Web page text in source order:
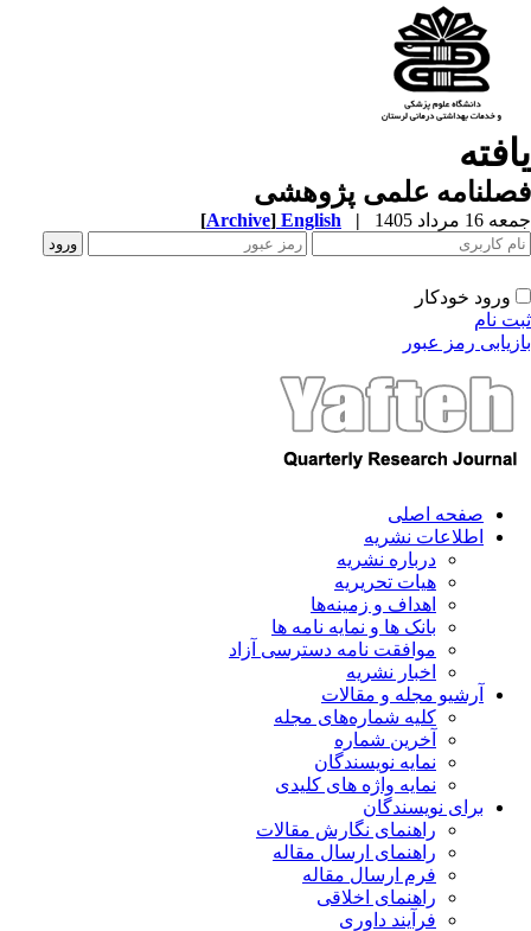
علمی پژوهشی
مرداد 1405 |
English
[Archive]
ورود خودکار
نام
رمز عبور
صفحه اصلی
اطلاعات نشریه
درباره نشریه
هیات تحریریه
اهداف و زمینه‌ها
بانک ها و نمایه نامه ها
موافقت نامه دسترسی آزاد
اخبار نشریه
آرشیو مجله و مقالات
کلیه شماره‌های مجله
آخرین شماره
نمایه نویسندگان
نمایه واژه های کلیدی
برای نویسندگان
راهنمای نگارش مقالات
راهنمای ارسال مقاله
فرم ارسال مقاله
راهنمای اخلاقی
فرآیند داوری